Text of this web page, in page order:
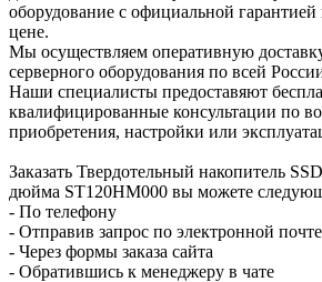
оборудование с официальной
цене.
Мы осуществляем оперативную
серверного оборудования по всей
Наши специалисты предоставяют
квалифицированные консультации по
приобретения, настройки или
Заказать Твердотельный накопитель
дюйма ST120HM000 вы можете
- По телефону
- Отправив запрос по электронной почте
- Через формы заказа сайта
- Обратившись к менеджеру в чате